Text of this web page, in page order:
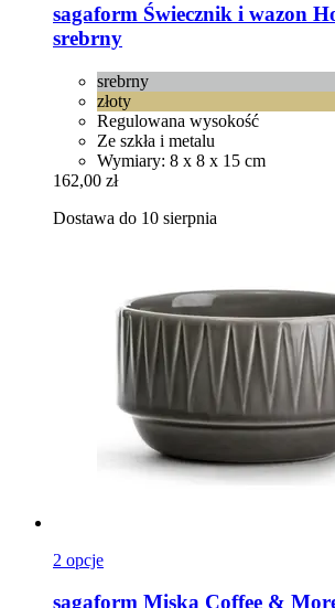
sagaform Świecznik i wazon
srebrny
srebrny
złoty
Regulowana wysokość
Ze szkła i metalu
Wymiary: 8 x 8 x 15 cm
162,00 zł
Dostawa do 10 sierpnia
2 opcje
sagaform Miska Coffee &